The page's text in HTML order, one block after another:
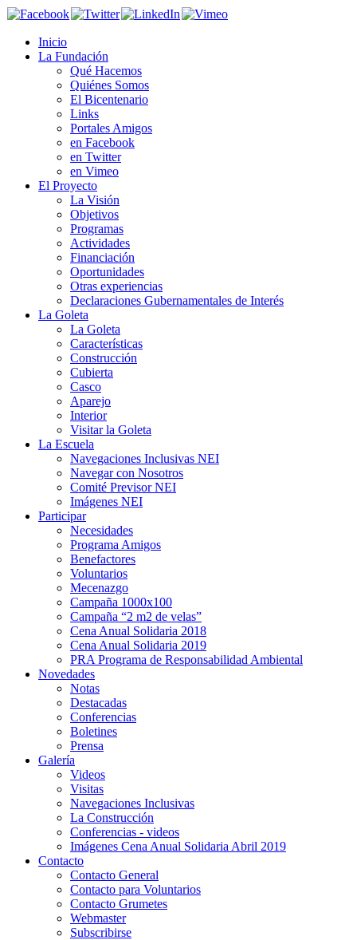
Inicio
La Fundación
Qué Hacemos
Quiénes Somos
El Bicentenario
Links
Portales Amigos
en Facebook
en Twitter
en Vimeo
El Proyecto
La Visión
Objetivos
Programas
Actividades
Financiación
Oportunidades
Otras experiencias
Declaraciones Gubernamentales de Interés
La Goleta
La Goleta
Características
Construcción
Cubierta
Casco
Aparejo
Interior
Visitar la Goleta
La Escuela
Navegaciones Inclusivas NEI
Navegar con Nosotros
Comité Previsor NEI
Imágenes NEI
Participar
Necesidades
Programa Amigos
Benefactores
Voluntarios
Mecenazgo
Campaña 1000x100
Campaña “2 m2 de velas”
Cena Anual Solidaria 2018
Cena Anual Solidaria 2019
PRA Programa de Responsabilidad Ambiental
Novedades
Notas
Destacadas
Conferencias
Boletines
Prensa
Galería
Videos
Visitas
Navegaciones Inclusivas
La Construcción
Conferencias - videos
Imágenes Cena Anual Solidaria Abril 2019
Contacto
Contacto General
Contacto para Voluntarios
Contacto Grumetes
Webmaster
Subscribirse